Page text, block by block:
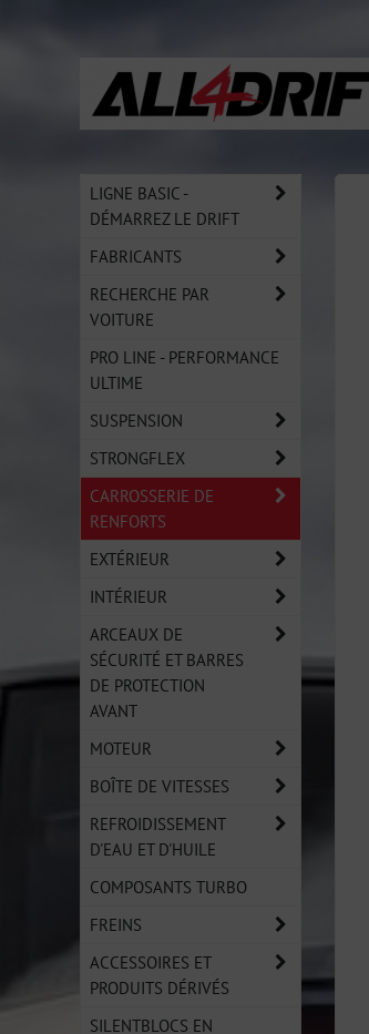
LIGNE BASIC -
DÉMARREZ LE DRIFT
FABRICANTS
RECHERCHE PAR
VOITURE
PRO LINE - PERFORMANCE
ULTIME
SUSPENSION
STRONGFLEX
CARROSSERIE DE
RENFORTS
EXTÉRIEUR
INTÉRIEUR
ARCEAUX DE
SÉCURITÉ ET BARRES
DE PROTECTION
AVANT
MOTEUR
BOÎTE DE VITESSES
REFROIDISSEMENT
D'EAU ET D'HUILE
COMPOSANTS TURBO
FREINS
ACCESSOIRES ET
PRODUITS DÉRIVÉS
SILENTBLOCS EN